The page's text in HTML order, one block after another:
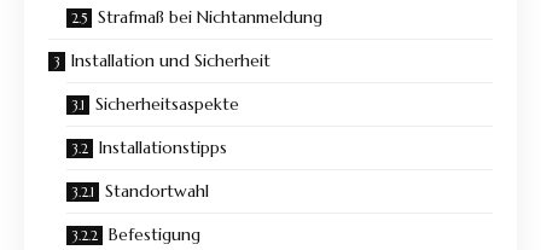
Strafmaß bei Nichtanmeldung
Installation und Sicherheit
Sicherheitsaspekte
Installationstipps
Standortwahl
Befestigung